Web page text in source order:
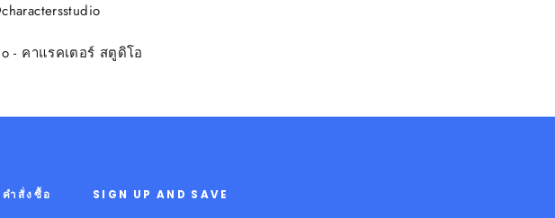
- คาแรคเตอร์ สตูดิโอ
ำสั่งซื้อ SIGN UP AND SAVE